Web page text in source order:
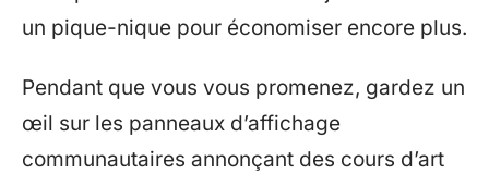
un pique-nique pour économiser encore plus.
Pendant que vous vous promenez, gardez un
œil sur les panneaux d’affichage
communautaires annonçant des cours d’art